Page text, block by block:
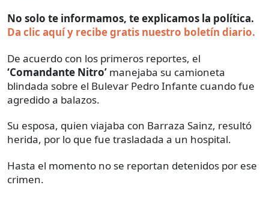
No solo te informamos, te explicamos la política.
Da clic aquí y recibe gratis nuestro boletín diario.
De acuerdo con los primeros reportes, el
‘Comandante Nitro’ manejaba su camioneta
blindada sobre el Bulevar Pedro Infante cuando fue
agredido a balazos.
Su esposa, quien viajaba con Barraza Sainz, resultó
herida, por lo que fue trasladada a un hospital.
Hasta el momento no se reportan detenidos por ese
crimen.